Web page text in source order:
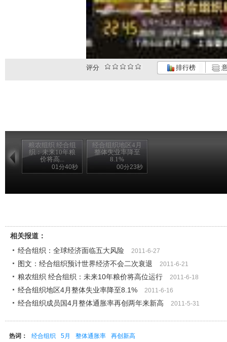
评分 排行榜
粮农组织 经合组
织：未来10年粮
价将高...
01分40秒
经合组织地区4月
整体失业率降至
8.1%
00分23秒
相关报道：
经合组织：全球经济面临五大风险
2011-6-27
图文：经合组织预计世界经济不会二次衰退 2011-6-21
粮农组织 经合组织：未来10年粮价将高位运行 2011-6-18
经合组织地区4月整体失业率降至8.1% 2011-6-16
经合组织成员国4月整体通胀率再创两年来新高 2011-5-31
热词： 经合组织 5月 整体通胀率 再创新高